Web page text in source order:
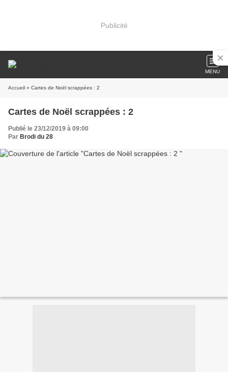
Publicité
MENU
Accueil » Cartes de Noël scrappées : 2
Cartes de Noël scrappées : 2
Publié le 23/12/2019 à 09:00
Par Brodi du 28